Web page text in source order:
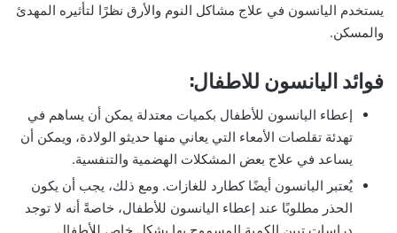
يستخدم اليانسون في علاج مشاكل النوم والأرق نظرًا لتأثيره المهدئ
والمسكن.
فوائد اليانسون للاطفال:
إعطاء اليانسون للأطفال بكميات معتدلة يمكن أن يساهم في
تهدئة تقلصات الأمعاء التي يعاني منها حديثو الولادة، ويمكن أن
يساعد في علاج بعض المشكلات الهضمية والتنفسية.
يُعتبر اليانسون أيضًا كطارد للغازات. ومع ذلك، يجب أن يكون
الحذر مطلوبًا عند إعطاء اليانسون للأطفال، خاصةً أنه لا توجد